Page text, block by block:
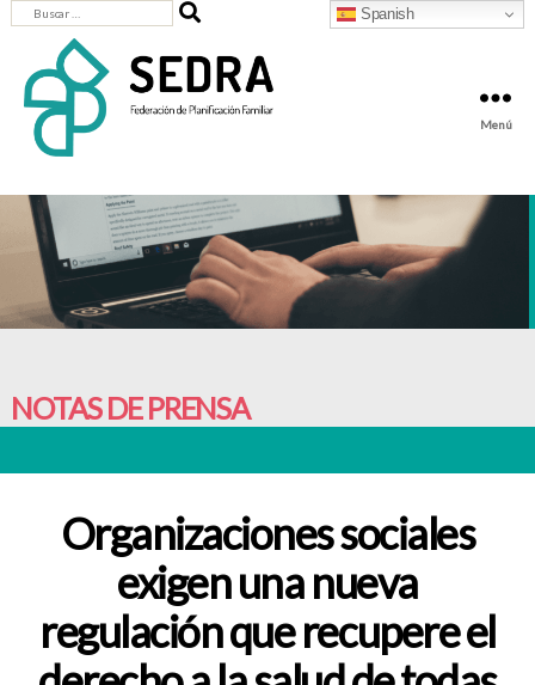
-
Federación
de
Planificación
Familiar
Menú
Buscar:
NOTAS DE PRENSA
Organizaciones sociales
exigen una nueva
regulación que recupere el
Spanish